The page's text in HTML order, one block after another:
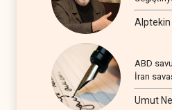
Alptekin
ABD
İran
Umut